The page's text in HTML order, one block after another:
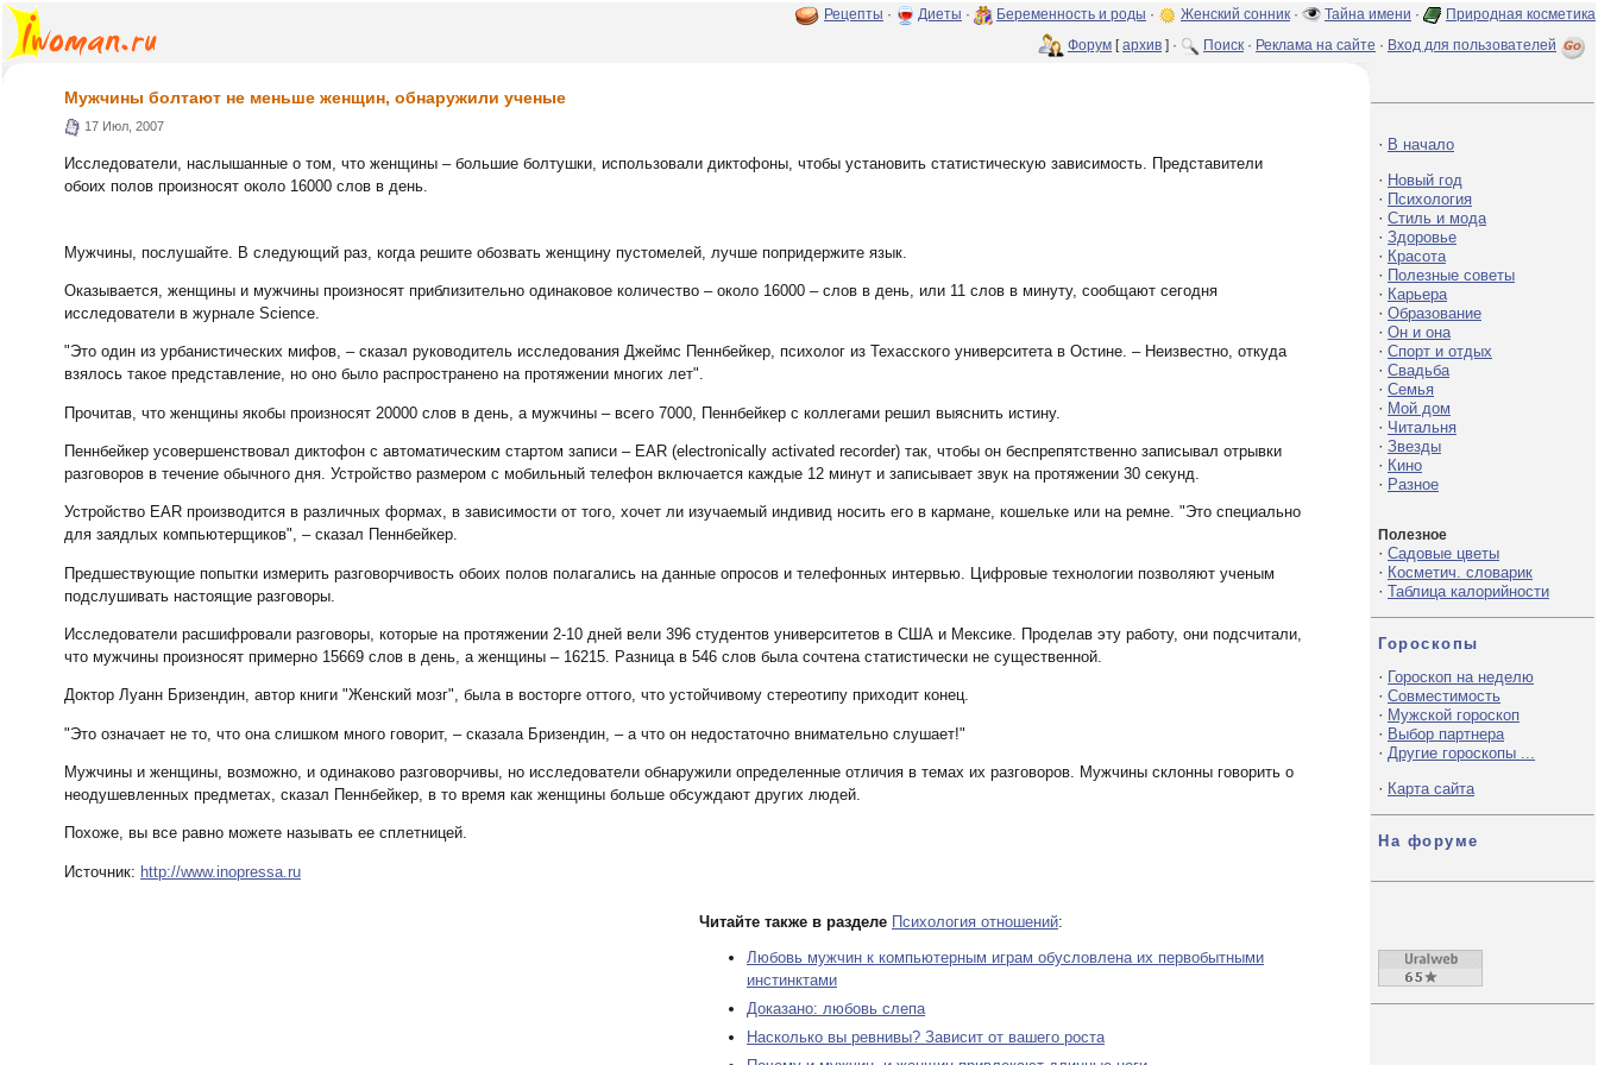
Рецепты · Диеты · Беременность и роды · Женский сонник · Тайна имени ·
Природная косметика
Форум [архив ] · Поиск · Реклама на сайте · Вход для пользователей
Мужчины болтают не меньше женщин, обнаружили ученые
17 Июл, 2007
Исследователи, наслышанные о том, что женщины – большие болтушки, использовали диктофоны, чтобы установить статистическую зависимость. Представители
обоих полов произносят около 16000 слов в день.
Мужчины, послушайте. В следующий раз, когда решите обозвать женщину пустомелей, лучше попридержите язык.
Оказывается, женщины и мужчины произносят приблизительно одинаковое количество – около 16000 – слов в день, или 11 слов в минуту, сообщают сегодня
исследователи в журнале Science.
"Это один из урбанистических мифов, – сказал руководитель исследования Джеймс Пеннбейкер, психолог из Техасского университета в Остине. – Неизвестно, откуда
взялось такое представление, но оно было распространено на протяжении многих лет".
Прочитав, что женщины якобы произносят 20000 слов в день, а мужчины – всего 7000, Пеннбейкер с коллегами решил выяснить истину.
Пеннбейкер усовершенствовал диктофон с автоматическим стартом записи – EAR (electronically activated recorder) так, чтобы он беспрепятственно записывал отрывки
разговоров в течение обычного дня. Устройство размером с мобильный телефон включается каждые 12 минут и записывает звук на протяжении 30 секунд.
Устройство EAR производится в различных формах, в зависимости от того, хочет ли изучаемый индивид носить его в кармане, кошельке или на ремне. "Это специально
для заядлых компьютерщиков", – сказал Пеннбейкер.
Предшествующие попытки измерить разговорчивость обоих полов полагались на данные опросов и телефонных интервью. Цифровые технологии позволяют ученым
подслушивать настоящие разговоры.
Исследователи расшифровали разговоры, которые на протяжении 2-10 дней вели 396 студентов университетов в США и Мексике. Проделав эту работу, они подсчитали,
что мужчины произносят примерно 15669 слов в день, а женщины – 16215. Разница в 546 слов была сочтена статистически не существенной.
Доктор Луанн Бризендин, автор книги "Женский мозг", была в восторге оттого, что устойчивому стереотипу приходит конец.
"Это означает не то, что она слишком много говорит, – сказала Бризендин, – а что он недостаточно внимательно слушает!"
Мужчины и женщины, возможно, и одинаково разговорчивы, но исследователи обнаружили определенные отличия в темах их разговоров. Мужчины склонны говорить о
неодушевленных предметах, сказал Пеннбейкер, в то время как женщины больше обсуждают других людей.
Похоже, вы все равно можете называть ее сплетницей.
Источник: http://www.inopressa.ru
Читайте также в разделе Психология отношений:
Любовь мужчин к компьютерным играм обусловлена их первобытными
инстинктами
Доказано: любовь слепа
Насколько вы ревнивы? Зависит от вашего роста
· В начало
· Новый год
· Психология
· Стиль и мода
· Здоровье
· Красота
· Полезные советы
· Карьера
· Образование
· Он и она
· Спорт и отдых
· Свадьба
· Семья
· Мой дом
· Читальня
· Звезды
· Кино
· Разное
Полезное
· Садовые цветы
· Косметич. словарик
· Таблица калорийности
Гороскопы
· Гороскоп на неделю
· Совместимость
· Мужской гороскоп
· Выбор партнера
· Другие гороскопы ...
· Карта сайта
На форуме